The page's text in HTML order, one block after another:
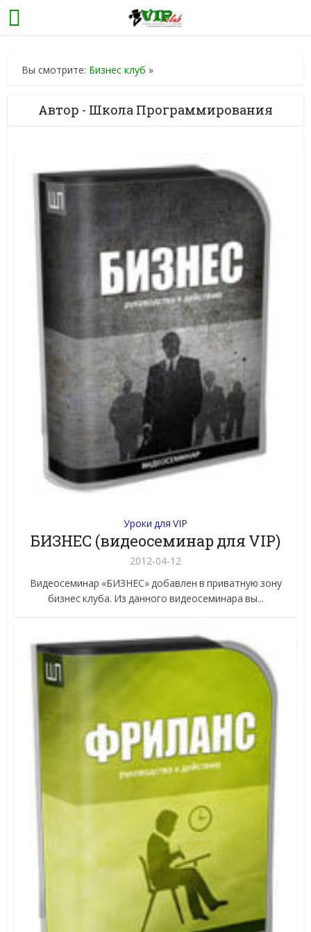
Вы смотрите: Бизнес клуб »
Автор - Школа Программирования
Уроки для VIP
БИЗНЕС (видеосеминар для VIP)
2012-04-12
Видеосеминар «БИЗНЕС» добавлен в приватную зону
бизнес клуба. Из данного видеосеминара вы...